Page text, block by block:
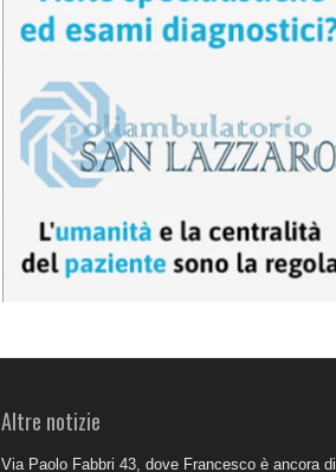
Altre notizie
Via Paolo Fabbri 43, dove Francesco è ancora di